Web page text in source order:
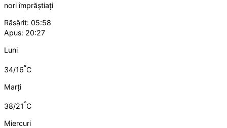
nori împrăștiați
Răsărit: 05:58
Apus: 20:27
Luni
34/16°C
Marți
38/21°C
Miercuri